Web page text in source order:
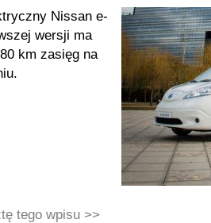
Nissan e-
wersji ma
km zasięg na
tego wpisu >>